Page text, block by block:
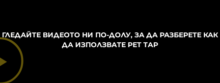
ГЛЕДАЙТЕ ВИДЕОТО НИ ПО-ДОЛУ, ЗА ДА РАЗБЕРЕТЕ КАК
ДА ИЗПОЛЗВАТЕ PET TAP